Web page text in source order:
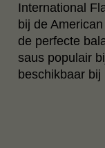
International
bij de
de perfecte
saus populair
beschikbaar bij